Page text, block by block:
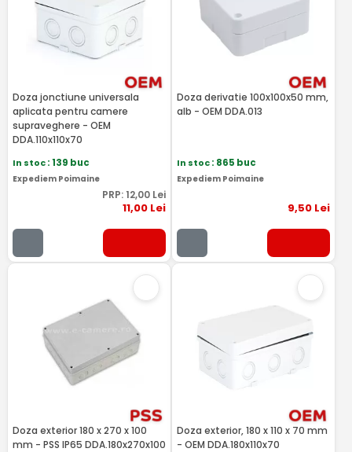
Doza jonctiune universala
aplicata pentru camere
supraveghere - OEM
DDA.110x110x70
In stoc: 139 buc
Expediem Poimaine
PRP: 12,00Lei
11,00Lei
Doza derivatie 100x100x50 mm,
alb - OEM DDA.013
In stoc: 865 buc
Expediem Poimaine
9,50 Lei
Doza exterior 180 x 270 x 100
mm - PSS IP65 DDA.180x270x100
Doza exterior, 180 x 110 x 70 mm
- OEM DDA.180x110x70